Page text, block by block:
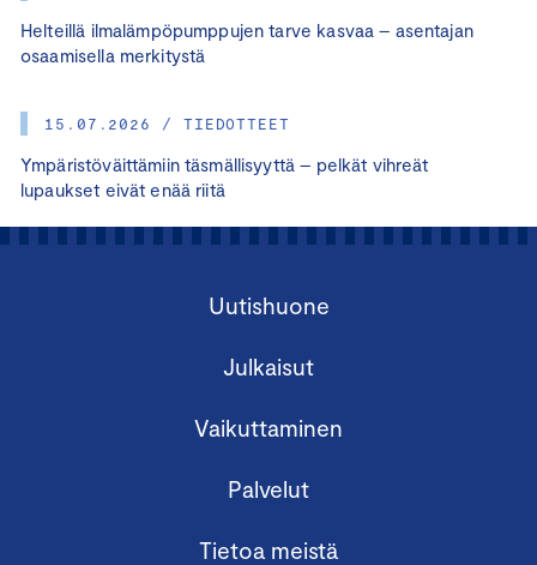
Helteillä ilmalämpöpumppujen tarve kasvaa – asentajan
osaamisella merkitystä
15.07.2026 / TIEDOTTEET
Ympäristöväittämiin täsmällisyyttä – pelkät vihreät
lupaukset eivät enää riitä
Uutishuone
Julkaisut
Vaikuttaminen
Palvelut
Tietoa meistä